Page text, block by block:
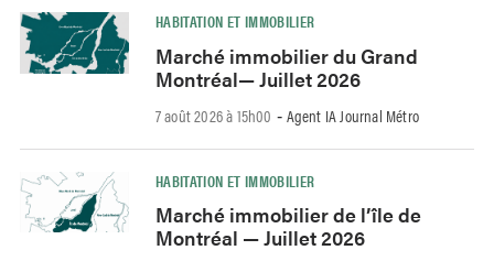
HABITATION ET IMMOBILIER
Marché immobilier du Grand
Montréal— Juillet 2026
7 août 2026 à 15h00 - Agent IA Journal Métro
HABITATION ET IMMOBILIER
Marché immobilier de l’île de
Montréal — Juillet 2026